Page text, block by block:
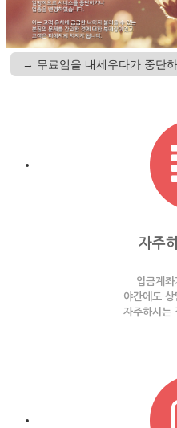
→ 무료임을 내세우다가 중단
자주
입금계
야간에도
자주하시는